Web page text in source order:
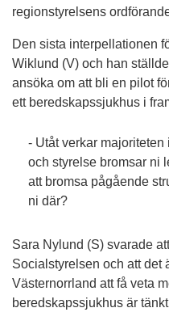
regionstyrelsens
Den sista interpellationen
Wiklund (V) och han
ansöka om att bli en pilot
ett beredskapssjukhus i
- Utåt verkar
och styrelse bromsar ni
att bromsa pågående
ni där?
Sara Nylund (S) svarade
Socialstyrelsen och att det
Västernorrland att få veta
beredskapssjukhus är